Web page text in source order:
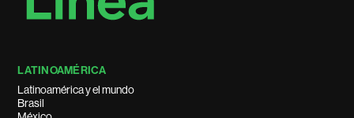
LATINOAMÉRICA
Latinoamérica y el mundo
Brasil